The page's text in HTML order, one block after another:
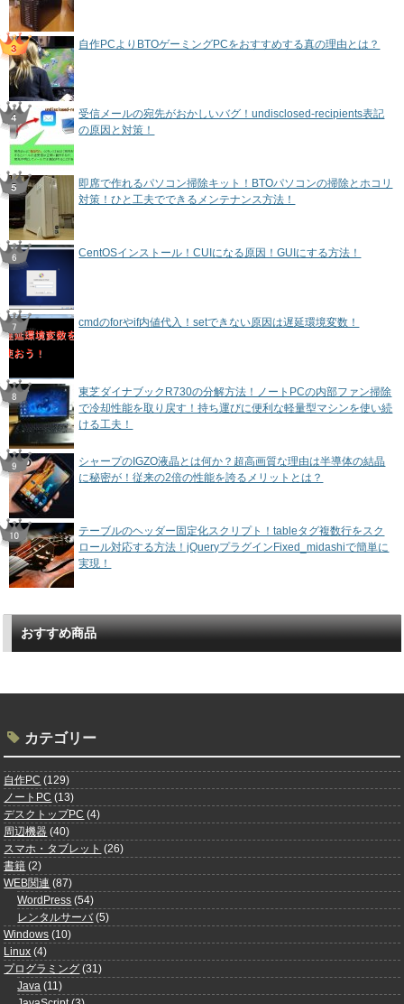
自作PCよりBTOゲーミングPCをおすすめする真の理由とは？
受信メールの宛先がおかしいバグ！undisclosed-recipients表記
の原因と対策！
即席で作れるパソコン掃除キット！BTOパソコンの掃除とホコリ
対策！ひと工夫でできるメンテナンス方法！
CentOSインストール！CUIになる原因！GUIにする方法！
cmdのforやif内値代入！setできない原因は遅延環境変数！
東芝ダイナブックR730の分解方法！ノートPCの内部ファン掃除
で冷却性能を取り戻す！持ち運びに便利な軽量型マシンを使い続
ける工夫！
シャープのIGZO液晶とは何か？超高画質な理由は半導体の結晶
に秘密が！従来の2倍の性能を誇るメリットとは？
テーブルのヘッダー固定化スクリプト！tableタグ複数行をスク
ロール対応する方法！jQueryプラグインFixed_midashiで簡単に
実現！
おすすめ商品
カテゴリー
自作PC (129)
ノートPC (13)
デスクトップPC (4)
周辺機器 (40)
スマホ・タブレット (26)
書籍 (2)
WEB関連 (87)
WordPress (54)
レンタルサーバ(5)
Windows (10)
Linux (4)
プログラミング (31)
Java (11)